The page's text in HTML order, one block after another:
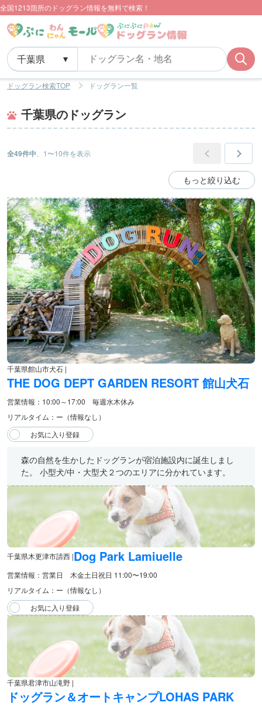
全国1213箇所のドッグラン情報を無料で検索！
ドッグラン検索TOP ドッグラン一覧
千葉県のドッグラン
全49件中 、1〜10件を表示
もっと絞り込む
千葉県館山市犬石 |
THE DOG DEPT GARDEN RESORT 館山犬石
営業情報：10:00～17:00 毎週水木休み
リアルタイム：ー（情報なし）
森の自然を生かしたドッグランが宿泊施設内に誕生しまし
た。 小型犬/中・大型犬２つのエリアに分かれています。
千葉県木更津市請西 |Dog Park Lamiuelle
営業情報：営業日 木金土日祝日 11:00〜19:00
リアルタイム：ー（情報なし）
千葉県君津市山滝野 |
ドッグラン＆オートキャンプLOHAS PARK